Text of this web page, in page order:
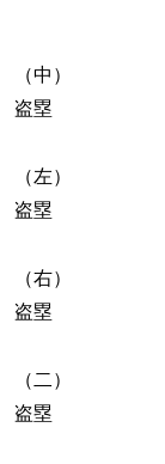
（中）
盗塁
（左）
盗塁
（右）
盗塁
（二）
盗塁